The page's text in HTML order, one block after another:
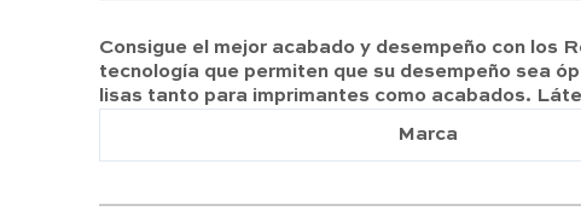
Consigue el mejor acabado y desempeño con los
tecnología que permiten que su desempeño sea
lisas tanto para imprimantes como acabados.
Marca